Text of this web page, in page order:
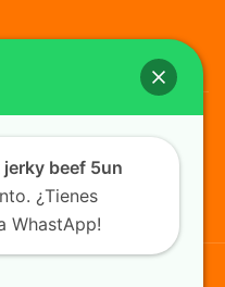
beef 5un
¿Tienes
WhastApp!